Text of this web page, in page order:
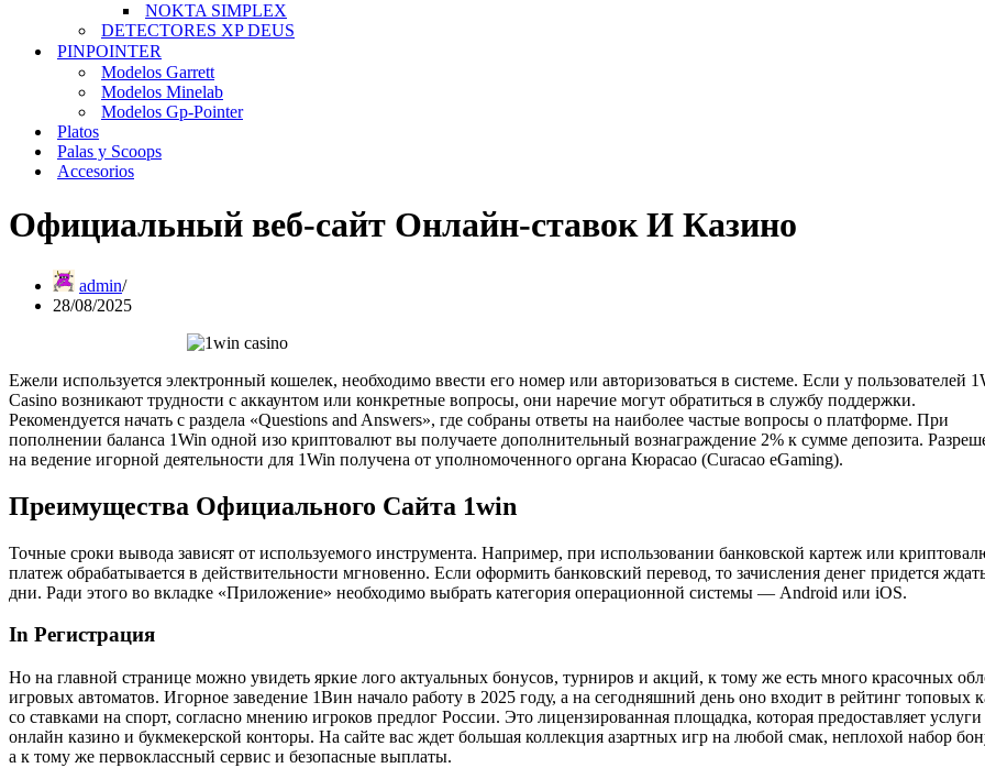
NOKTA SIMPLEX
DETECTORES XP DEUS
PINPOINTER
Modelos Garrett
Modelos Minelab
Modelos Gp-Pointer
Platos
Palas y Scoops
Accesorios
Официальный веб-сайт Онлайн-ставок И Казино
admin
28/08/2025
Ежели используется электронный кошелек, необходимо ввести его номер или авторизоваться в системе. Если у пользователей
Casino возникают трудности с аккаунтом или конкретные вопросы, они наречие могут обратиться в службу поддержки.
Рекомендуется начать с раздела «Questions and Answers», где собраны ответы на наиболее частые вопросы о платформе. При
пополнении баланса 1Win одной изо криптовалют вы получаете дополнительный вознаграждение 2% к сумме депозита.
на ведение игорной деятельности для 1Win получена от уполномоченного органа Кюрасао (Curacao eGaming).
Преимущества Официального Сайта 1win
Точные сроки вывода зависят от используемого инструмента. Например, при использовании банковской картеж или
платеж обрабатывается в действительности мгновенно. Если оформить банковский перевод, то зачисления денег придется
дни. Ради этого во вкладке «Приложение» необходимо выбрать категория операционной системы — Android или iOS.
In Регистрация
Но на главной странице можно увидеть яркие лого актуальных бонусов, турниров и акций, к тому же есть много красочных
игровых автоматов. Игорное заведение 1Вин начало работу в 2025 году, а на сегодняшний день оно входит в рейтинг топовых
со ставками на спорт, согласно мнению игроков предлог России. Это лицензированная площадка, которая предоставляет услуги
онлайн казино и букмекерской конторы. На сайте вас ждет большая коллекция азартных игр на любой смак, неплохой набор
а к тому же первоклассный сервис и безопасные выплаты.